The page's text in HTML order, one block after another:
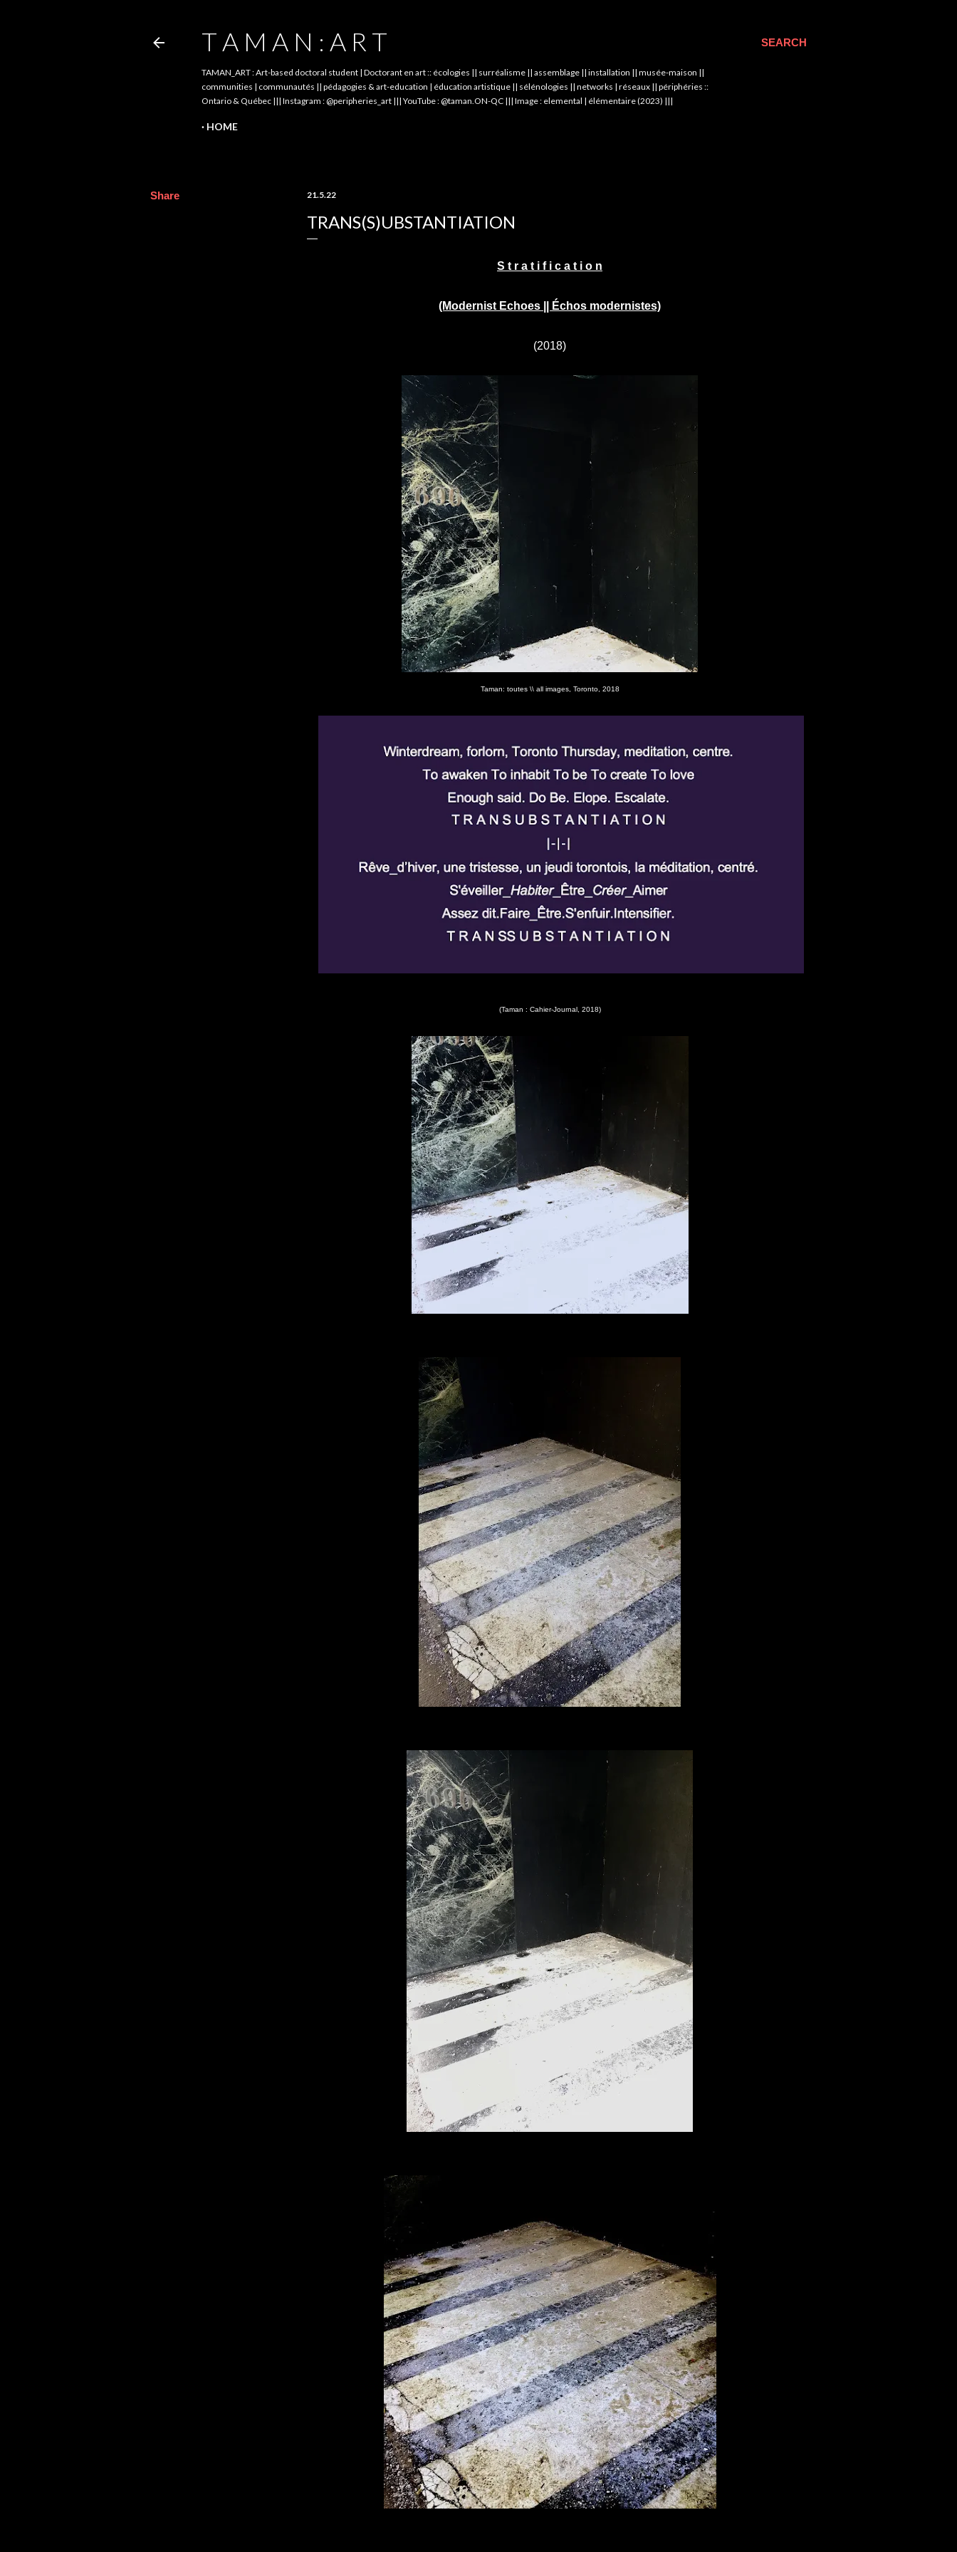
SEARCH
T A M A N : A R T
TAMAN_ART : Art-based doctoral student | Doctorant en art :: écologies || surréalisme || assemblage || installation || musée-maison ||
communities | communautés || pédagogies & art-education | éducation artistique || sélénologies || networks | réseaux || périphéries ::
Ontario & Québec ||| Instagram : @peripheries_art ||| YouTube : @taman.ON-QC ||| Image : elemental | élémentaire (2023) |||
HOME
Share 21.5.22
TRANS(S)UBSTANTIATION
S t r a t i f i c a t i o n
(Modernist Echoes || Échos modernistes)
(2018)
Taman: toutes \\ all images, Toronto, 2018
(Taman : Cahier-Journal, 2018)